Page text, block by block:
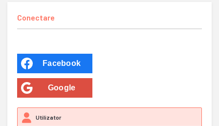
Conectare
Facebook
Google